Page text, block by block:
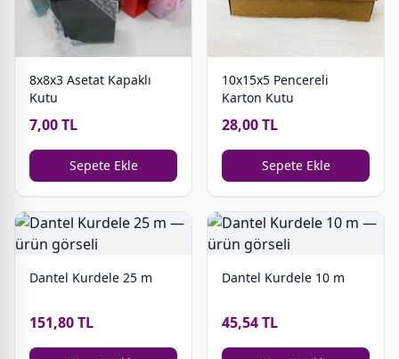
8x8x3 Asetat Kapaklı
Kutu
7,00 TL
Sepete Ekle
10x15x5 Pencereli
Karton Kutu
28,00 TL
Sepete Ekle
Dantel Kurdele 25 m
151,80 TL
Dantel Kurdele 10 m
45,54 TL